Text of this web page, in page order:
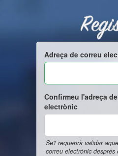
Adreça de correu
Confirmeu l'adreça
electrònic
Se't requerirà validar
correu electrònic després